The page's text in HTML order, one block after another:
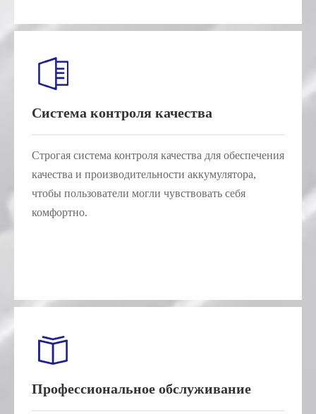
Система контроля качества
Строгая система контроля качества для обеспечения
качества и производительности аккумулятора,
чтобы пользователи могли чувствовать себя
комфортно.
Профессиональное обслуживание